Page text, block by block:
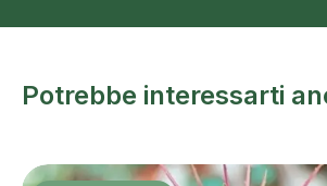
Potrebbe interessarti